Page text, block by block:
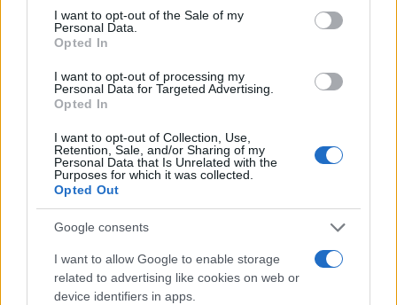
consent section.
I want to opt-out of the Sale of my
Personal Data.
Opted In
I want to opt-out of processing my
Personal Data for Targeted Advertising.
Opted In
I want to opt-out of Collection, Use,
Retention, Sale, and/or Sharing of my
Personal Data that Is Unrelated with the
Purposes for which it was collected.
Opted Out
Google consents
I want to allow Google to enable storage
related to advertising like cookies on web or
device identifiers in apps.
Petróleo Brent cai 8.3% e arrasta commodities em agosto de
Rafael Oliveira · 6 ago 2026
NÃO CLASSIFICADO